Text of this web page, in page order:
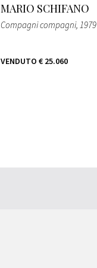
MARIO SCHIFANO
Compagni compagni, 1979
VENDUTO € 25.060